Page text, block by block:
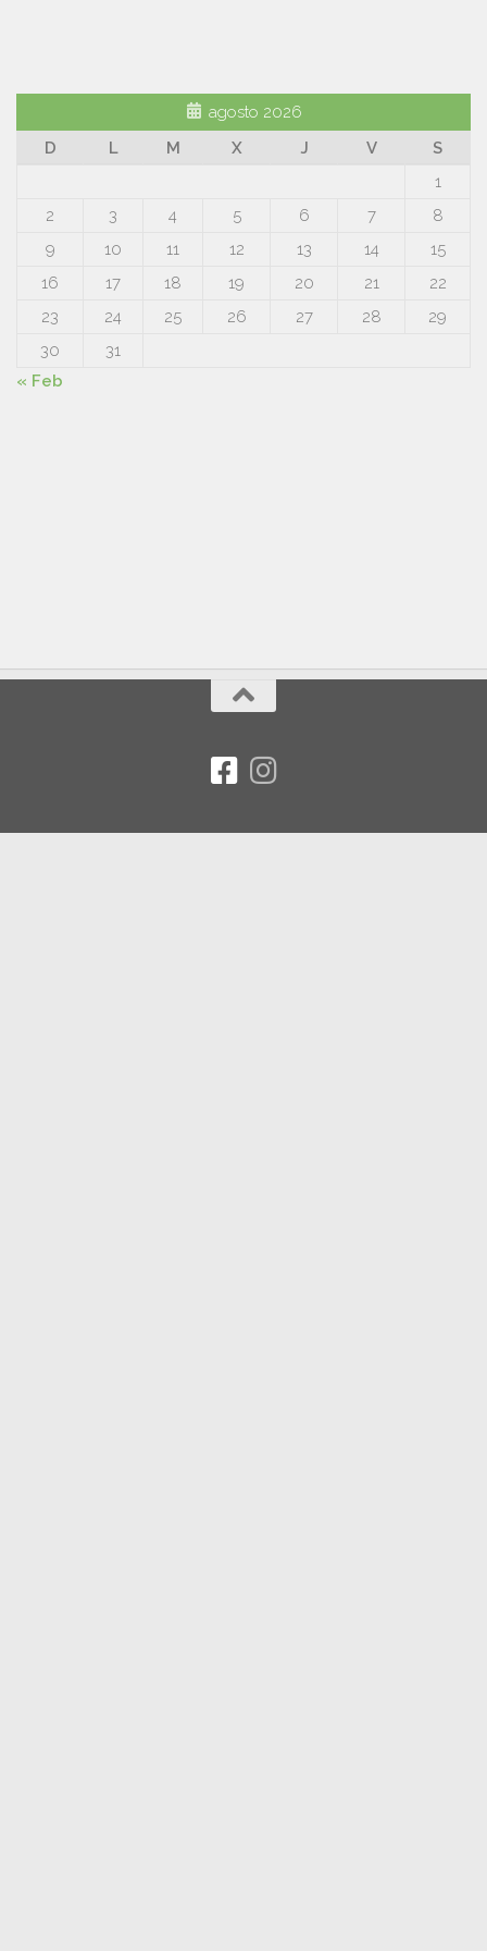
agosto 2026
D
L M X J V
S
1
2
3 4 5 6 7
8
9
10 11 12 13 14
15
16
17 18 19 20 21
22
23
24 25 26 27 28
29
30
31
« Feb